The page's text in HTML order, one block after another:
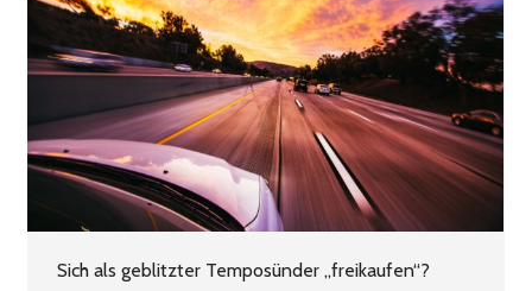
Sich als geblitzter Temposünder „freikaufen“?